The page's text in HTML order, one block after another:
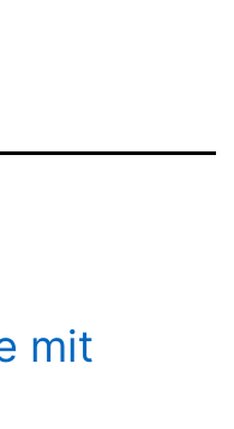
mit